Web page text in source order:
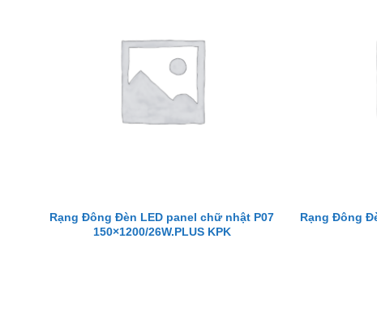
Rạng Đông Đèn LED panel chữ nhật P07
150×1200/26W.PLUS KPK
Rạng Đông